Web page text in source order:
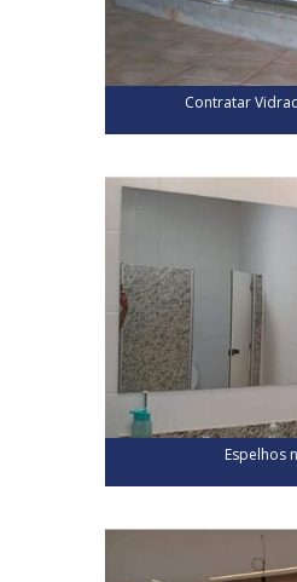
Contratar
Espelhos